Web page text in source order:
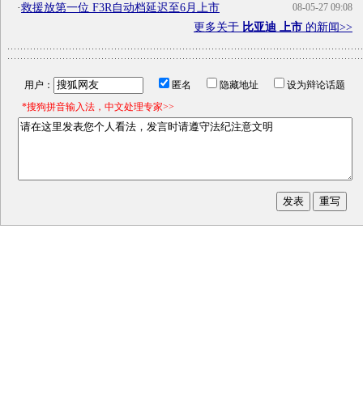
08-05-27 09:08
·救援放第一位 F3R自动档延迟至6月上市
更多关于 比亚迪 上市 的新闻>>
用户： 匿名 隐藏地址
设为辩论话题
*搜狗拼音输入法，中文处理专家>>